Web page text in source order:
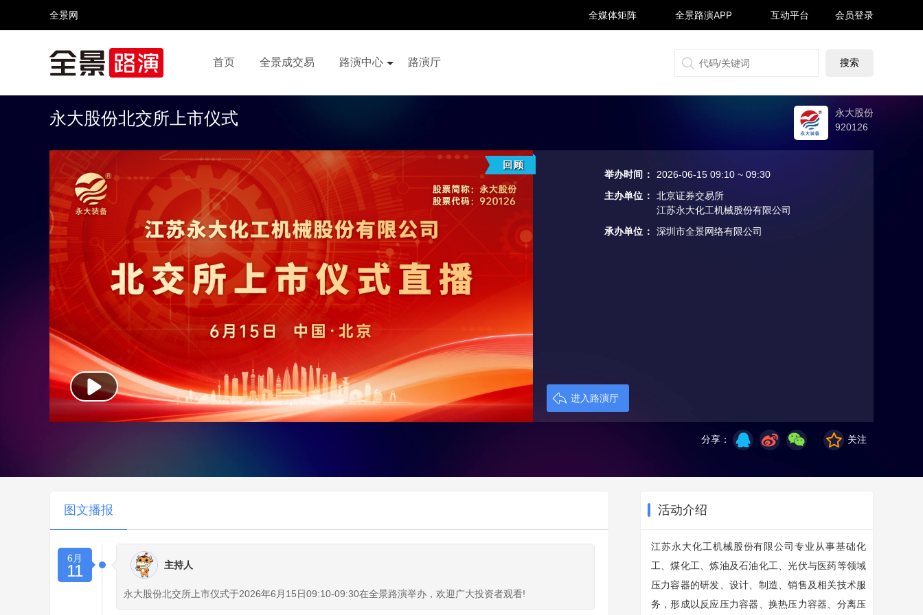
全景网 全媒体矩阵
视频号 全景网官微 微信公众号 头条号 百家号 抖音号 快手号 喜马拉雅 财富号 搜狐号 同顺号 雪球号 生活号
全景路演APP 互动平台 会员登录
首页 全景成交易 路演中心 路演厅
永大股份北交所上市仪式
永大股份
920126
回顾
举办时间 ：
2026-06-15 09:10 ~ 09:30
主办单位 ：
北京证券交易所
江苏永大化工机械股份有限公司
承办单位 ： 深圳市全景网络有限公司
进入路演厅
分享： 关注
图文播报
主持人
6月
11
永大股份北交所上市仪式于2026年6月15日09:10-09:30在全景路演举办，欢迎广大投资者观看!
活动介绍
江苏永大化工机械股份有限公司专业从事基础化
工、煤化工、炼油及石油化工、光伏与医药等领域
压力容器的研发、设计、制造、销售及相关技术服
务，形成以反应压力容器、换热压力容器、分离压